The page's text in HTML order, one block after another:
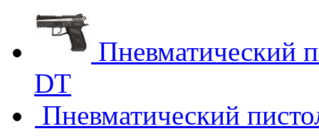
Пневматический
DT
Пневматический